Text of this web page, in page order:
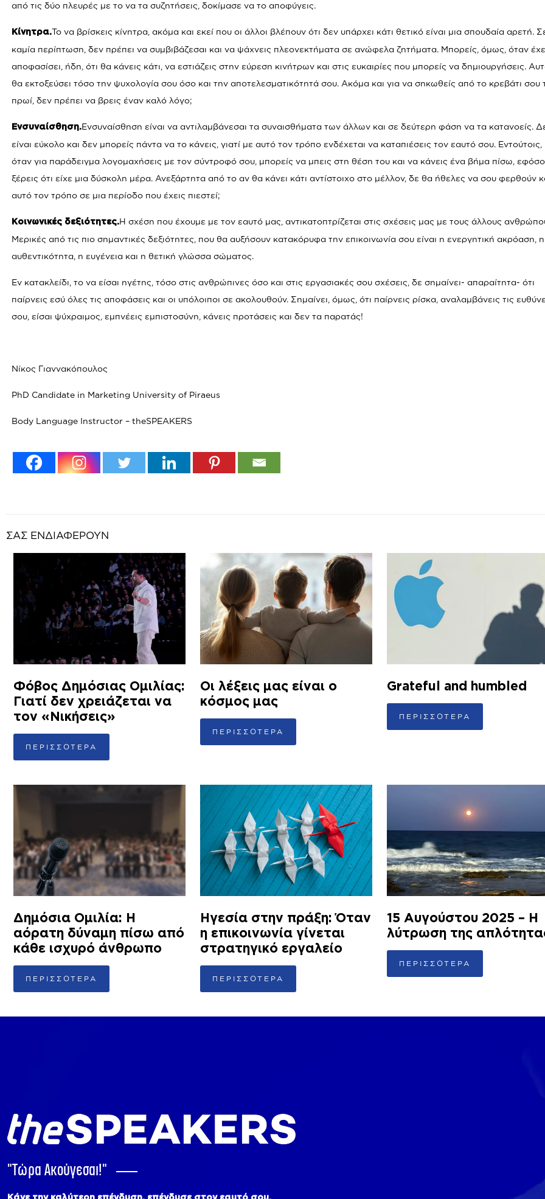
από τις δύο πλευρές με το να τα συζητήσεις, δοκίμασε να το αποφύγεις.
Κίνητρα.Το να βρίσκεις κίνητρα, ακόμα και εκεί που οι άλλοι βλέπουν ότι δεν υπάρχει κάτι θετικό είναι μια σπουδαία αρετή.
καμία περίπτωση, δεν πρέπει να συμβιβάζεσαι και να ψάχνεις πλεονεκτήματα σε ανώφελα ζητήματα. Μπορείς, όμως, όταν
αποφασίσει, ήδη, ότι θα κάνεις κάτι, να εστιάζεις στην εύρεση κινήτρων και στις ευκαιρίες που μπορείς να δημιουργήσεις.
θα εκτοξεύσει τόσο την ψυχολογία σου όσο και την αποτελεσματικότητά σου. Ακόμα και για να σηκωθείς από το κρεβάτι σου
πρωί, δεν πρέπει να βρεις έναν καλό λόγο;
Ενσυναίσθηση.Ενσυναίσθηση είναι να αντιλαμβάνεσαι τα συναισθήματα των άλλων και σε δεύτερη φάση να τα κατανοείς.
είναι εύκολο και δεν μπορείς πάντα να το κάνεις, γιατί με αυτό τον τρόπο ενδέχεται να καταπιέσεις τον εαυτό σου. Εντούτοις,
όταν για παράδειγμα λογομαχήσεις με τον σύντροφό σου, μπορείς να μπεις στη θέση του και να κάνεις ένα βήμα πίσω,
ξέρεις ότι είχε μια δύσκολη μέρα. Ανεξάρτητα από το αν θα κάνει κάτι αντίστοιχο στο μέλλον, δε θα ήθελες να σου φερθούν
αυτό τον τρόπο σε μια περίοδο που έχεις πιεστεί;
Κοινωνικές δεξιότητες.Η σχέση που έχουμε με τον εαυτό μας, αντικατοπτρίζεται στις σχέσεις μας με τους άλλους
Μερικές από τις πιο σημαντικές δεξιότητες, που θα αυξήσουν κατακόρυφα την επικοινωνία σου είναι η ενεργητική ακρόαση, η
αυθεντικότητα, η ευγένεια και η θετική γλώσσα σώματος.
Εν κατακλείδι, το να είσαι ηγέτης, τόσο στις ανθρώπινες όσο και στις εργασιακές σου σχέσεις, δε σημαίνει- απαραίτητα- ότι
παίρνεις εσύ όλες τις αποφάσεις και οι υπόλοιποι σε ακολουθούν. Σημαίνει, όμως, ότι παίρνεις ρίσκα, αναλαμβάνεις τις
σου, είσαι ψύχραιμος, εμπνέεις εμπιστοσύνη, κάνεις προτάσεις και δεν τα παρατάς!
Νίκος Γιαννακόπουλος
PhD Candidate in Marketing University of Piraeus
Body Language Instructor – theSPEAKERS
ΣΑΣ ΕΝΔΙΑΦΕΡΟΥΝ
Φόβος Δημόσιας Ομιλίας:
Γιατί δεν χρειάζεται να
τον «Νικήσεις»
ΠΕΡΙΣΣΟΤΕΡΑ
Οι λέξεις μας είναι ο
κόσμος μας
ΠΕΡΙΣΣΟΤΕΡΑ
Grateful and humbled
ΠΕΡΙΣΣΟΤΕΡΑ
Δημόσια Ομιλία: Η
αόρατη δύναμη πίσω από
κάθε ισχυρό άνθρωπο
ΠΕΡΙΣΣΟΤΕΡΑ
Ηγεσία στην πράξη: Όταν
η επικοινωνία γίνεται
στρατηγικό εργαλείο
ΠΕΡΙΣΣΟΤΕΡΑ
15 Αυγούστου 2025 – Η
λύτρωση της
ΠΕΡΙΣΣΟΤΕΡΑ
"Tώρα Ακούγεσαι!"